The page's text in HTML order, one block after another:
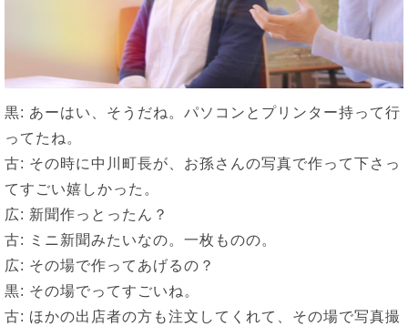
黒: あーはい、そうだね。パソコンとプリンター持って行
ってたね。
古: その時に中川町長が、お孫さんの写真で作って下さっ
てすごい嬉しかった。
広: 新聞作っとったん？
古: ミニ新聞みたいなの。一枚ものの。
広: その場で作ってあげるの？
黒: その場でってすごいね。
古: ほかの出店者の方も注文してくれて、その場で写真撮